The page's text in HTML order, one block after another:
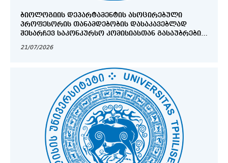
ᲑᲘᲝᲚᲝᲒᲘᲘᲡ ᲓᲔᲞᲐᲠᲢᲐᲛᲔᲜᲢᲘᲡ ᲐᲡᲝᲪᲘᲠᲔᲑᲣᲚᲘ
ᲞᲠᲝᲤᲔᲡᲝᲠᲘᲡ ᲗᲐᲜᲐᲛᲓᲔᲑᲝᲑᲘᲡ ᲓᲐᲡᲐᲙᲐᲕᲔᲑᲚᲐᲓ
ᲨᲔᲡᲐᲠᲩᲔᲕ ᲡᲐᲙᲝᲜᲙᲣᲠᲡᲝ ᲙᲝᲛᲘᲡᲘᲐᲡᲗᲐᲜ ᲒᲐᲡᲐᲣᲑᲠᲔᲑᲘᲡ
21/07/2026